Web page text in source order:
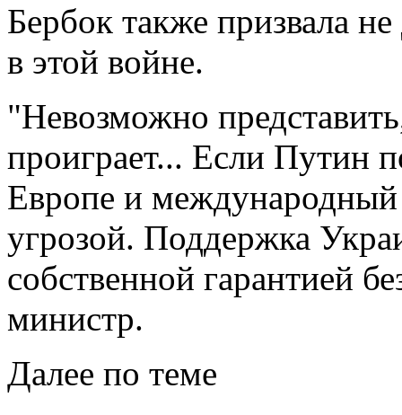
Бербок также призвала
в этой войне.
"Невозможно
проиграет... Если Путин
Европе и
угрозой. Поддержка
собственной гарантией
министр.
Далее по теме